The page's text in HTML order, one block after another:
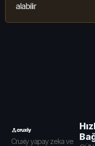
alabilir
Cruxiy yapay zeka ve